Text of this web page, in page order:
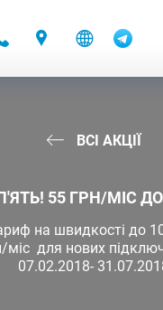
ВСІ АКЦІЇ
55 ГРН/МІС ДО
на швидкості до
міс для нових
07.02.2018-